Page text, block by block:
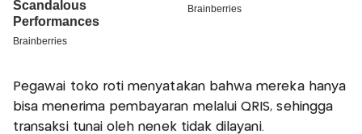
Pegawai toko roti menyatakan bahwa mereka hanya
bisa menerima pembayaran melalui QRIS, sehingga
transaksi tunai oleh nenek tidak dilayani.